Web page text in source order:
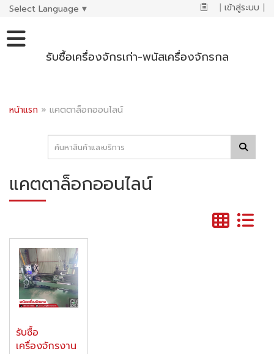
Select Language ▼ | เข้าสู่ระบบ |
รับซื้อเครื่องจักรเก่า-พนัสเครื่องจักรกล
หน้าแรก » แคตตาล็อกออนไลน์
แคตตาล็อกออนไลน์
รับซื้อ
เครื่องจักรงาน